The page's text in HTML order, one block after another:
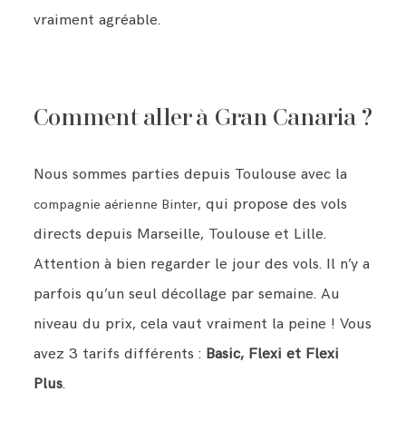
vraiment agréable.
Comment aller à Gran Canaria ?
Nous sommes parties depuis Toulouse avec la
compagnie aérienne Binter, qui propose des vols
directs depuis Marseille, Toulouse et Lille.
Attention à bien regarder le jour des vols. Il n’y a
parfois qu’un seul décollage par semaine. Au
niveau du prix, cela vaut vraiment la peine ! Vous
avez 3 tarifs différents : Basic, Flexi et Flexi
Plus.